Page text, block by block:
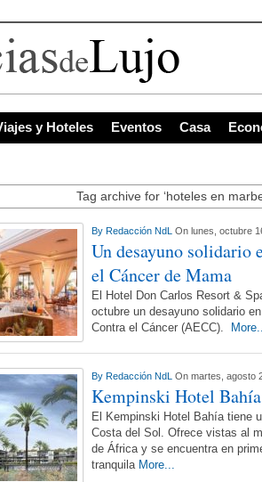
uno de los de
y Hoteles Eventos Casa
Tag archive for ‘hoteles en
By Redacción NdL On lunes, octubre
Un desayuno solidario
el Cáncer de Mama
El Hotel Don Carlos Resort &
octubre un desayuno solidario
Contra el Cáncer (AECC).
By Redacción NdL On martes, agosto
Kempinski Hotel Bahía
El Kempinski Hotel Bahía tiene
Costa del Sol. Ofrece vistas al
de África y se encuentra en
tranquila More...